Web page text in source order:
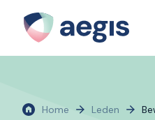
Home Leden